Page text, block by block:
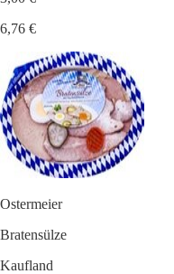
6,76 €
Ostermeier
Bratensülze
Kaufland